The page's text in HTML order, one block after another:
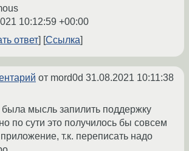
10:12:59 +00:00
ответ
Ссылка
от mord0d 31.08.2021 10:11:38
мысль запилить поддержку
по сути это получилось бы совсем
т.к. переписать надо